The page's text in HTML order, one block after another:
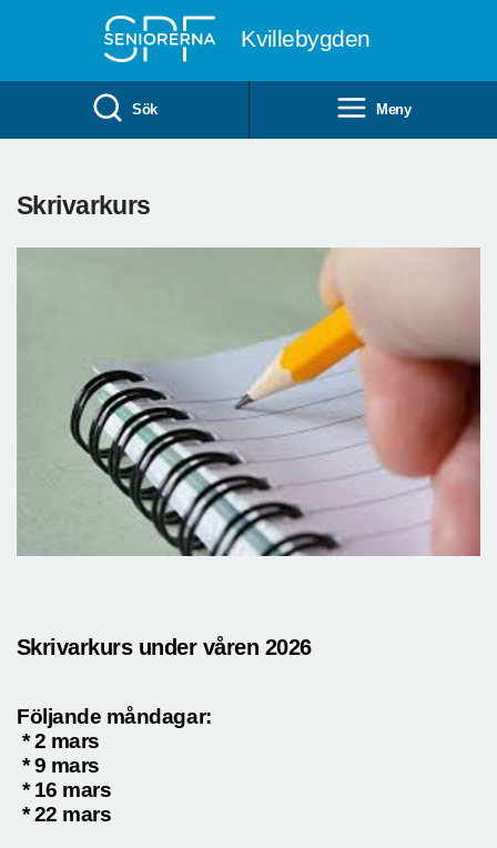
Kvillebygden
Sök Meny
Skrivarkurs
Skrivarkurs under våren 2026
Följande måndagar:
* 2 mars
* 9 mars
* 16 mars
* 22 mars